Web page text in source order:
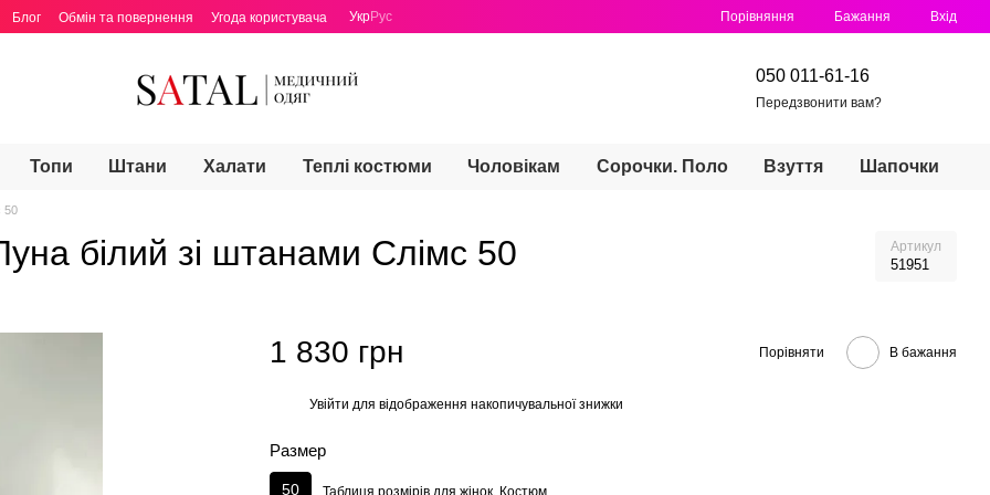
Блог Обмін та повернення Угода користувача УкрРус Порівняння Бажання Вхід
050 011-61-16
Передзвонити вам?
Топи Штани Халати Теплі костюми Чоловікам Сорочки. Поло Взуття Шапочки
50
білий зі штанами Слімс 50 Артикул
51951
1 830 грн Порівняти В бажання
Увійти для відображення накопичувальної знижки
Размер
50 Таблиця розмірів для жінок. Костюм